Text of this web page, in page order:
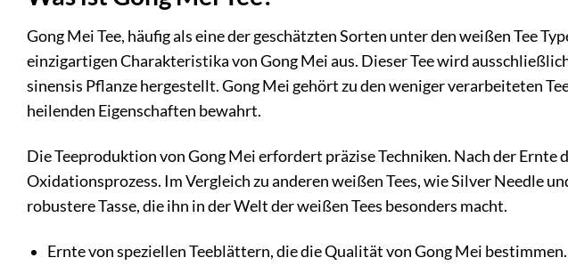
Gong Mei Tee, häufig als eine der geschätzten Sorten unter den weißen Tee
einzigartigen Charakteristika von Gong Mei aus. Dieser Tee wird
sinensis Pflanze hergestellt. Gong Mei gehört zu den weniger verarbeiteten
heilenden Eigenschaften bewahrt.
Die Teeproduktion von Gong Mei erfordert präzise Techniken. Nach der
Oxidationsprozess. Im Vergleich zu anderen weißen Tees, wie Silver Needle
robustere Tasse, die ihn in der Welt der weißen Tees besonders macht.
Ernte von speziellen Teeblättern, die die Qualität von Gong Mei bestimmen.